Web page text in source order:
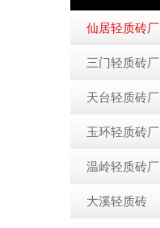
仙居轻质砖厂
三门轻质砖厂
天台轻质砖厂
玉环轻质砖厂
温岭轻质砖厂
大溪轻质砖